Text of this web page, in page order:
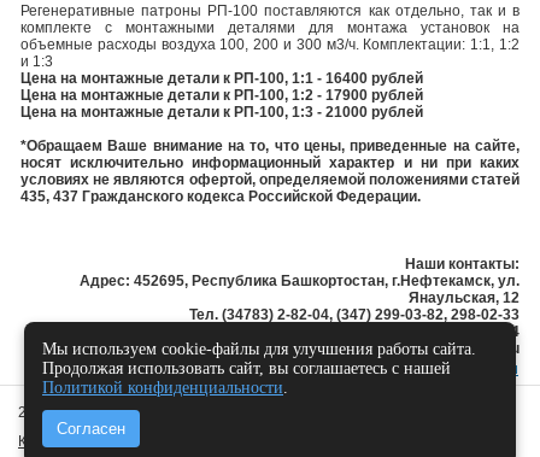
Регенеративные патроны РП-100 поставляются как отдельно, так и в
комплекте с монтажными деталями для монтажа установок на
объемные расходы воздуха 100, 200 и 300 м3/ч. Комплектации: 1:1, 1:2
и 1:3
Цена на монтажные детали к РП-100, 1:1 - 16400 рублей
Цена на монтажные детали к РП-100, 1:2 - 17900 рублей
Цена на монтажные детали к РП-100, 1:3 - 21000 рублей
*Обращаем Ваше внимание на то, что цены, приведенные на сайте,
носят исключительно информационный характер и ни при каких
условиях не являются офертой, определяемой положениями статей
435, 437 Гражданского кодекса Российской Федерации.
Наши контакты:
Адрес: 452695, Республика Башкортостан, г.Нефтекамск, ул.
Янаульская, 12
Тел. (34783) 2-82-04, (347) 299-03-82, 298-02-33
Факс (34783) 2-82-04
artprotek@mail.ru
Версия для печати
2010 -2026 © Арт-Протек,
Карта сайта
Мы используем cookie-файлы для улучшения работы сайта.
Продолжая использовать сайт, вы соглашаетесь с нашей
Политикой конфиденциальности.
Согласен